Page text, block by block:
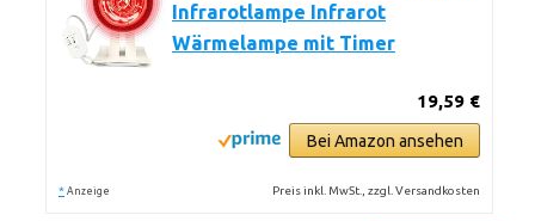
Infrarotlampe Infrarot
Wärmelampe mit Timer
19,59 €
Bei Amazon ansehen
* Anzeige Preis inkl. MwSt., zzgl. Versandkosten